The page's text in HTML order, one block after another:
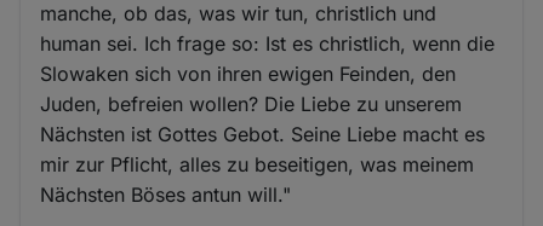
manche, ob das, was wir tun, christlich und
human sei. Ich frage so: Ist es christlich, wenn die
Slowaken sich von ihren ewigen Feinden, den
Juden, befreien wollen? Die Liebe zu unserem
Nächsten ist Gottes Gebot. Seine Liebe macht es
mir zur Pflicht, alles zu beseitigen, was meinem
Nächsten Böses antun will."